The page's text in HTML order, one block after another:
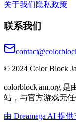
关于我们隐私政策
联系我们
© 2024 Color Block
colorblockjam.org 是
站，与官方游戏无任
由 Dreamega AI 提